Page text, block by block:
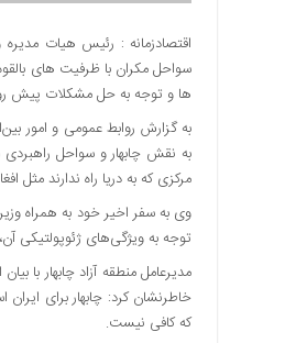
اقتصادزمانه : رئیس هیات مدیره
سواحل مکران با ظرفیت های
ها و توجه به حل مشکلات پیش
به گزارش روابط عمومی و امور
به نقش چابهار و سواحل
مرکزی که به دریا راه ندارند مثل
وی به سفر اخیر خود به همراه
توجه به ویژگی‌های ژئوپولتیکی
مدیرعامل منطقه آزاد چابهار با
خاطرنشان کرد: چابهار برای
که کافی نیست.